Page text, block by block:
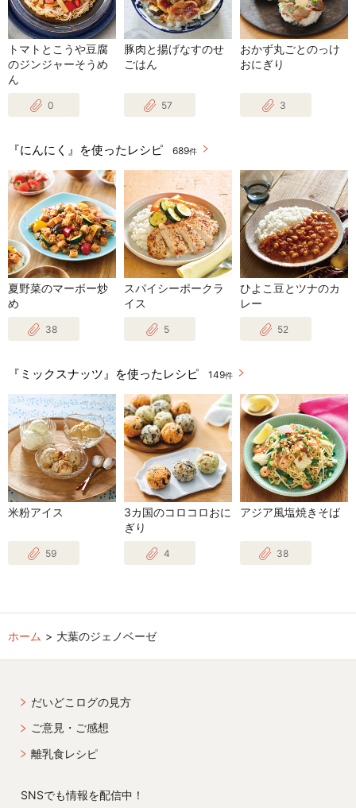
トマトとこうや豆腐
のジンジャーそうめ
ん
0
豚肉と揚げなすのせ
ごはん
57
おかず丸ごとのっけ
おにぎり
3
『にんにく』を使ったレシピ 689件
夏野菜のマーボー炒
め
38
スパイシーポークラ
イス
5
ひよこ豆とツナのカ
レー
52
『ミックスナッツ』を使ったレシピ 149件
米粉アイス
59
3カ国のコロコロおに
ぎり
4
アジア風塩焼きそば
38
ホーム 大葉のジェノベーゼ
だいどこログの見方
ご意見・ご感想
離乳食レシピ
SNSでも情報を配信中！